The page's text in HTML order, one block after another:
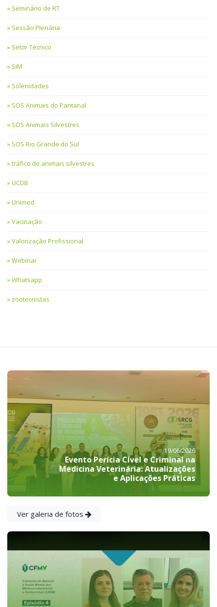
Seminário de RT
Sessão Plenária
Setor Técnico
SIM
Solenidades
SOS Animais do Pantanal
SOS Animais Silvestres
SOS Rio Grande do Sul
tráfico de animais silvestres
UCDB
Unimed
Vacinação
Valorização Profissional
Webinar
Whatsapp
zootecnistas
19/06/2026
Evento Perícia Cível e Criminal na
Medicina Veterinária: Atualizações
e Aplicações Práticas
Ver galeria de fotos